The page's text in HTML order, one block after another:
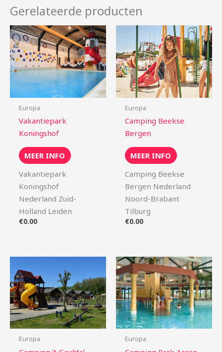
Gerelateerde producten
Europa
Vakantiepark
Koningshof
MEER INFO
Vakantiepark
Koningshof
Nederland Zuid-
Holland Leiden
€0.00
Europa
Camping Beekse
Bergen
MEER INFO
Camping Beekse
Bergen Nederland
Noord-Brabant
Tilburg
€0.00
Europa Europa